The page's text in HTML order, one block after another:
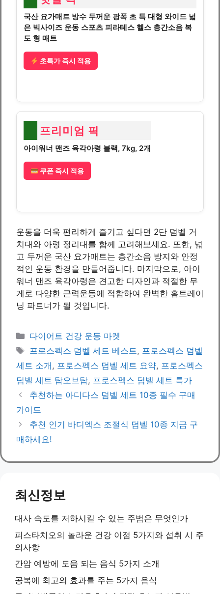
국산 요가매트 방수 두꺼운 광폭 초 특 대형 와이드 넓
은 빅사이즈 운동 스포츠 피라테스 헬스 층간소음 복
도 형 매트
초특가 즉시 적용
프리미엄 픽
아이워너 맨즈 육각아령 블랙, 7kg, 2개
쿠폰 즉시 적용
운동을 더욱 편리하게 즐기고 싶다면 2단 덤벨 거
치대와 아령 정리대를 함께 고려해보세요. 또한, 넓
고 두꺼운 국산 요가매트는 층간소음 방지와 안정
적인 운동 환경을 만들어줍니다. 마지막으로, 아이
워너 맨즈 육각아령은 견고한 디자인과 적절한 무
게로 다양한 근력운동에 적합하여 완벽한 홈트레이
닝 파트너가 될 것입니다.
Categories
다이어트 건강 운동 마켓
Tags
프로스펙스 덤벨 세트 베스트, 프로스펙스 덤벨
세트 소개 , 프로스펙스 덤벨 세트 요약, 프로스펙스
덤벨 세트 탑오브탑, 프로스펙스 덤벨 세트 특가
추천하는 아디다스 덤벨 세트 10종 필수 구매
가이드
추천 인기 바디엑스 조절식 덤벨 10종 지금 구
매하세요!
최신정보
대사 속도를 저하시킬 수 있는 주범은 무엇인가
피스타치오의 놀라운 건강 이점 5가지와 섭취 시 주
의사항
간암 예방에 도움 되는 음식 5가지 소개
공복에 최고의 효과를 주는 5가지 음식